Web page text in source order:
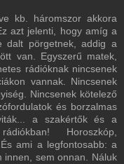
kb. háromszor akkora
azt jelenti, hogy amíg a
dalt pörgetnek, addig a
van. Egyszerű matek,
rádióknak nincsenek
vannak. Nincsenek
Nincsenek kötelező
és borzalmas
a szakértők és a
Horoszkóp,
ami a legfontosabb: a
innen, sem onnan. Náluk